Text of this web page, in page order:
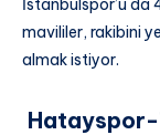
İstanbulspor’u da
mavililer, rakibini
almak istiyor.
Hatayspor-